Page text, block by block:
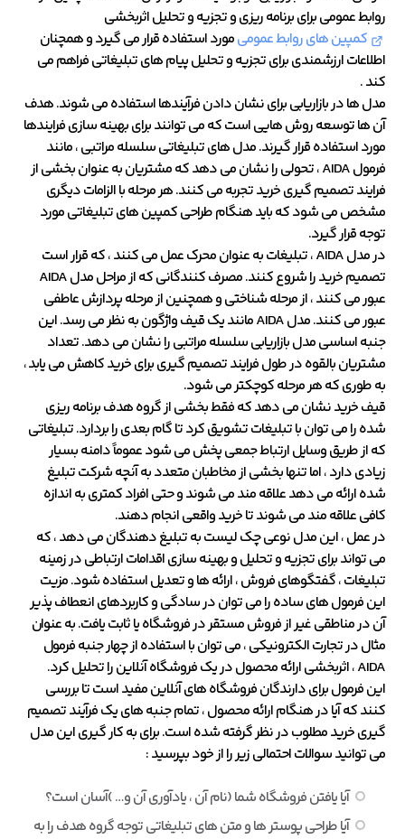
روابط عمومی برای برنامه ریزی و تجزیه و تحلیل اثربخشی
کمپین های روابط عمومیمورد استفاده قرار می گیرد و همچنان
اطلاعات ارزشمندی برای تجزیه و تحلیل پیام های تبلیغاتی فراهم می
کند .
مدل ها در بازاریابی برای نشان دادن فرآیندها استفاده می شوند. هدف
آن ها توسعه روش هایی است که می توانند برای بهینه سازی فرایندها
مورد استفاده قرار گیرند. مدل های تبلیغاتی سلسله مراتبی ، مانند
فرمول AIDA ، تحولی را نشان می دهد که مشتریان به عنوان بخشی از
فرایند تصمیم گیری خرید تجربه می کنند. هر مرحله با الزامات دیگری
مشخص می شود که باید هنگام طراحی کمپین های تبلیغاتی مورد
توجه قرار گیرد.
در مدل AIDA ، تبلیغات به عنوان محرک عمل می کنند ، که قرار است
تصمیم خرید را شروع کنند. مصرف کنندگانی که از مراحل مدل AIDA
عبور می کنند ، از مرحله شناختی و همچنین از مرحله پردازش عاطفی
عبور می کنند. مدل AIDA مانند یک قیف واژگون به نظر می رسد. این
جنبه اساسی مدل بازاریابی سلسله مراتبی را نشان می دهد. تعداد
مشتریان بالقوه در طول فرایند تصمیم گیری برای خرید کاهش می یابد ،
به طوری که هر مرحله کوچکتر می شود.
قیف خرید نشان می دهد که فقط بخشی از گروه هدف برنامه ریزی
شده را می توان با تبلیغات تشویق کرد تا گام بعدی را بردارد. تبلیغاتی
که از طریق وسایل ارتباط جمعی پخش می شود عموماً دامنه بسیار
زیادی دارد ، اما تنها بخشی از مخاطبان متعدد به آنچه شرکت تبلیغ
شده ارائه می دهد علاقه مند می شوند و حتی افراد کمتری به اندازه
کافی علاقه مند می شوند تا خرید واقعی انجام دهند.
در عمل ، این مدل نوعی چک لیست به تبلیغ دهندگان می دهد ، که
می تواند برای تجزیه و تحلیل و بهینه سازی اقدامات ارتباطی در زمینه
تبلیغات ، گفتگوهای فروش ، ارائه ها و تعدیل استفاده شود. مزیت
این فرمول های ساده را می توان در سادگی و کاربردهای انعطاف پذیر
آن در مناطقی غیر از فروش مستقر در فروشگاه یا ثابت یافت. به عنوان
مثال در تجارت الکترونیکی ، می توان با استفاده از چهار جنبه فرمول
AIDA ، اثربخشی ارائه محصول در یک فروشگاه آنلاین را تحلیل کرد.
این فرمول برای دارندگان فروشگاه های آنلاین مفید است تا بررسی
کنند که آیا در هنگام ارائه محصول ، تمام جنبه های یک فرآیند تصمیم
گیری خرید مطلوب در نظر گرفته شده است. برای به کار گیری این مدل
می توانید سوالات احتمالی زیر را از خود بپرسید :
آیا یافتن فروشگاه شما (نام آن ، یادآوری آن و… )آسان است؟
آیا طراحی پوستر ها و متن های تبلیغاتی توجه گروه هدف را به